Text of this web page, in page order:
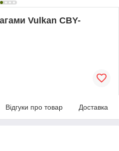
Vulkan CBY-
Відгуки про товар Доставка